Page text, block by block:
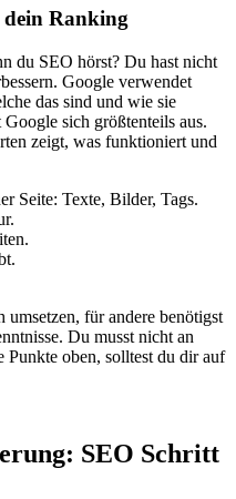
dein Ranking
du SEO hörst? Du hast nicht
Google verwendet
das sind und wie sie
sich größtenteils aus.
zeigt, was funktioniert und
Seite: Texte, Bilder, Tags.
umsetzen, für andere benötigst
Du musst nicht an
Punkte oben, solltest du dir auf
SEO Schritt